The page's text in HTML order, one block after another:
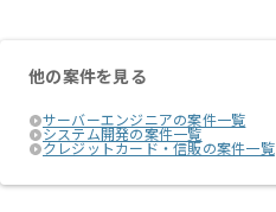
他の案件を見る
サーバーエンジニアの案件一覧
システム開発の案件一覧
クレジットカード・信販の案件一覧